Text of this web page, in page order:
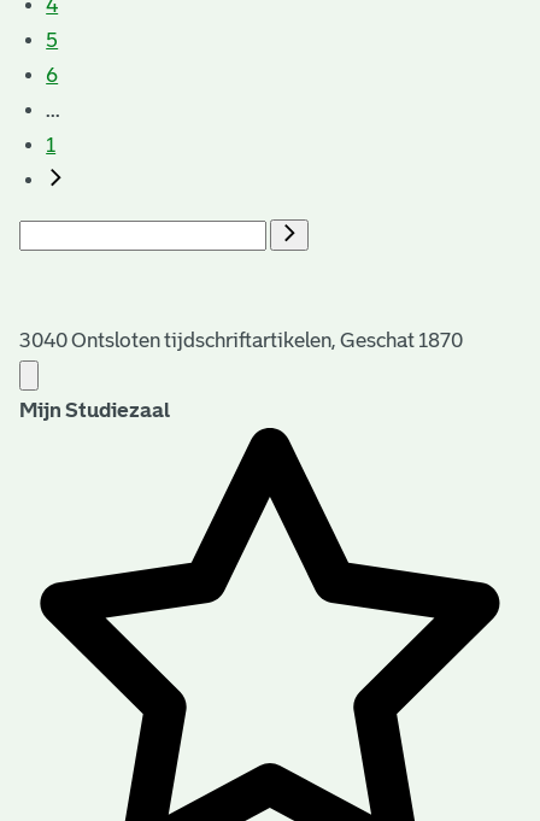
4
5
6
...
1
3040 Ontsloten tijdschriftartikelen, Geschat 1870
Mijn Studiezaal